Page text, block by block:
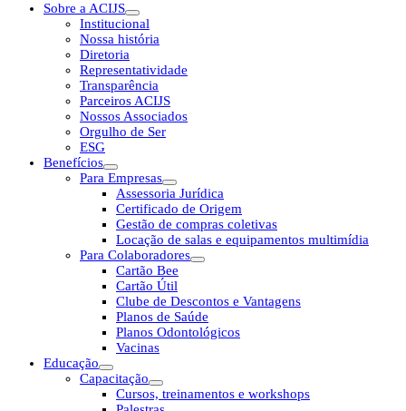
Sobre a ACIJS
Institucional
Nossa história
Diretoria
Representatividade
Transparência
Parceiros ACIJS
Nossos Associados
Orgulho de Ser
ESG
Benefícios
Para Empresas
Assessoria Jurídica
Certificado de Origem
Gestão de compras coletivas
Locação de salas e equipamentos multimídia
Para Colaboradores
Cartão Bee
Cartão Útil
Clube de Descontos e Vantagens
Planos de Saúde
Planos Odontológicos
Vacinas
Educação
Capacitação
Cursos, treinamentos e workshops